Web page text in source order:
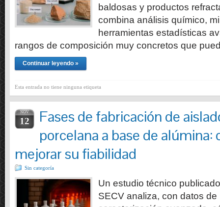
baldosas y productos
combina análisis químico,
herramientas estadísticas
rangos de composición muy concretos que
Continuar leyendo »
Esta entrada no tiene ninguna etiqueta
NOV
12
Fases de fabricación de
porcelana a base de alúmina:
mejorar su fiabilidad
Sin categoría
Un estudio técnico
SECV analiza, con datos